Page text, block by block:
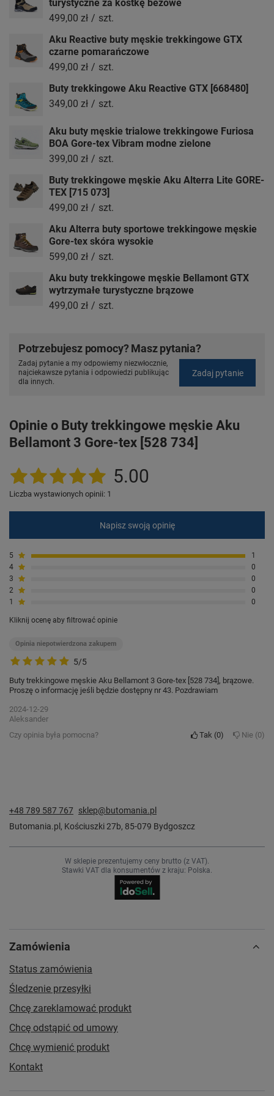
turystyczne za kostkę beżowe
499,00 zł / szt.
Aku Reactive buty męskie trekkingowe GTX
czarne pomarańczowe
499,00 zł / szt.
Buty trekkingowe Aku Reactive GTX [668480]
349,00 zł / szt.
Aku buty męskie trialowe trekkingowe Furiosa
BOA Gore-tex Vibram modne zielone
399,00 zł / szt.
Buty trekkingowe męskie Aku Alterra Lite GORE-
TEX [715 073]
499,00 zł / szt.
Aku Alterra buty sportowe trekkingowe męskie
Gore-tex skóra wysokie
599,00 zł / szt.
Aku buty trekkingowe męskie Bellamont GTX
wytrzymałe turystyczne brązowe
499,00 zł / szt.
Potrzebujesz pomocy? Masz pytania?
Zadaj pytanie a my odpowiemy niezwłocznie,
najciekawsze pytania i odpowiedzi publikując
dla innych.
Zadaj pytanie
Opinie o Buty trekkingowe męskie Aku
Bellamont 3 Gore-tex [528 734]
5.00
Liczba wystawionych opinii: 1
Napisz swoją opinię
5
1
4
0
3
0
2
0
1
0
Kliknij ocenę aby filtrować opinie
5/5
Opinia niepotwierdzona zakupem
Buty trekkingowe męskie Aku Bellamont 3 Gore-tex [528 734], brązowe.
Proszę o informację jeśli będzie dostępny nr 43. Pozdrawiam
2024-12-29
Aleksander
Czy opinia była pomocna?
Tak 0 Nie 0
+48 789 587 767 sklep@butomania.pl
Butomania.pl , Kościuszki 27b, 85-079 Bydgoszcz
W sklepie prezentujemy ceny brutto (z VAT).
Stawki VAT dla konsumentów z kraju: Polska.
Zamówienia
Status zamówienia
Śledzenie przesyłki
Chcę zareklamować produkt
Chcę odstąpić od umowy
Chcę wymienić produkt
Kontakt